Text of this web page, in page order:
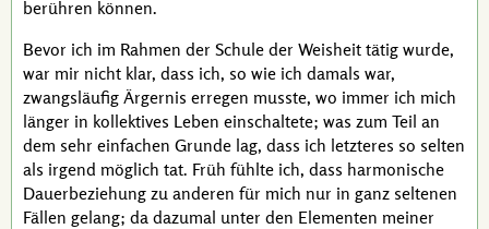
berühren können.
Bevor ich im Rahmen der Schule der Weisheit tätig wurde,
war mir nicht klar, dass ich, so wie ich damals war,
zwangsläufig Ärgernis erregen musste, wo immer ich mich
länger in kollektives Leben einschaltete; was zum Teil an
dem sehr einfachen Grunde lag, dass ich letzteres so selten
als irgend möglich tat. Früh fühlte ich, dass harmonische
Dauerbeziehung zu anderen für mich nur in ganz seltenen
Fällen gelang; da dazumal unter den Elementen meiner